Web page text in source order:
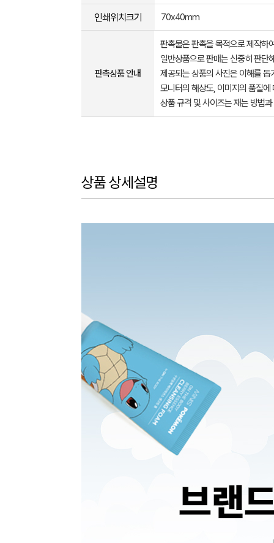
인쇄위치크기 70x40mm
판촉상품 안내
판촉물은 판촉을 목적으로 제작하
일반상품으로 판매는 신중히 판단
제공되는 상품의 사진은 이해를
모니터의 해상도, 이미지의 품질
상품 규격 및 사이즈는 재는 방법
상품 상세설명